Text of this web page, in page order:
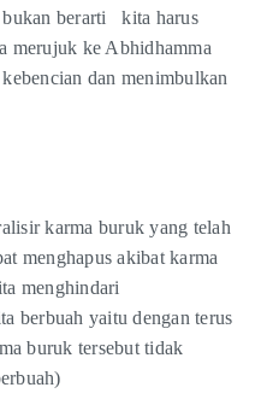
berarti kita harus
merujuk ke Abhidhamma
dan menimbulkan
karma buruk yang telah
menghapus akibat karma
menghindari
berbuah yaitu dengan terus
buruk tersebut tidak